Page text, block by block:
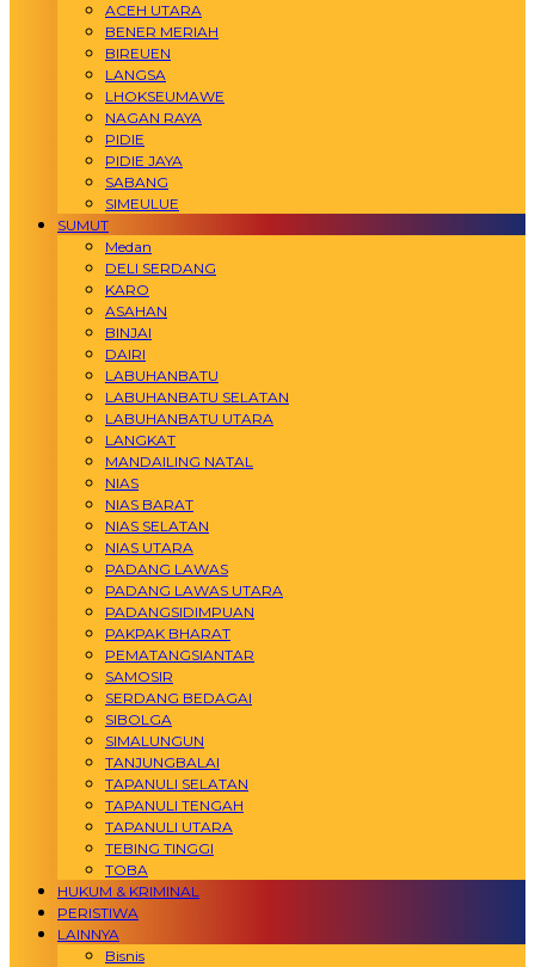
ACEH UTARA
BENER MERIAH
BIREUEN
LANGSA
LHOKSEUMAWE
NAGAN RAYA
PIDIE
PIDIE JAYA
SABANG
SIMEULUE
SUMUT
Medan
DELI SERDANG
KARO
ASAHAN
BINJAI
DAIRI
LABUHANBATU
LABUHANBATU SELATAN
LABUHANBATU UTARA
LANGKAT
MANDAILING NATAL
NIAS
NIAS BARAT
NIAS SELATAN
NIAS UTARA
PADANG LAWAS
PADANG LAWAS UTARA
PADANGSIDIMPUAN
PAKPAK BHARAT
PEMATANGSIANTAR
SAMOSIR
SERDANG BEDAGAI
SIBOLGA
SIMALUNGUN
TANJUNGBALAI
TAPANULI SELATAN
TAPANULI TENGAH
TAPANULI UTARA
TEBING TINGGI
TOBA
HUKUM & KRIMINAL
PERISTIWA
LAINNYA
Bisnis